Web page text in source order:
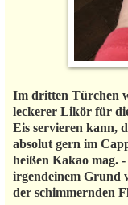
Im dritten Türchen
leckerer Likör für
Eis servieren kann,
absolut gern im
heißen Kakao mag.
irgendeinem Grund
der schimmernden